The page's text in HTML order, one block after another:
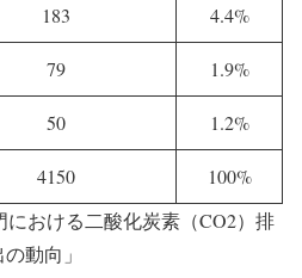
183 4.4%
79 1.9%
50 1.2%
4150
100%
における二酸化炭素（CO2）排
の動向」